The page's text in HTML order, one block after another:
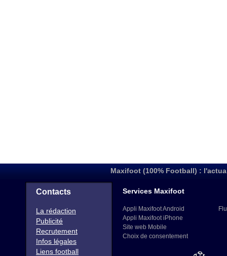
Maxifoot (100% Football) :
Contacts
La rédaction
Publicité
Recrutement
Infos légales
Liens football
Services Maxifoot
Appli Maxifoot Android
Appli Maxifoot iPhone
Site web Mobile
Choix de consentement